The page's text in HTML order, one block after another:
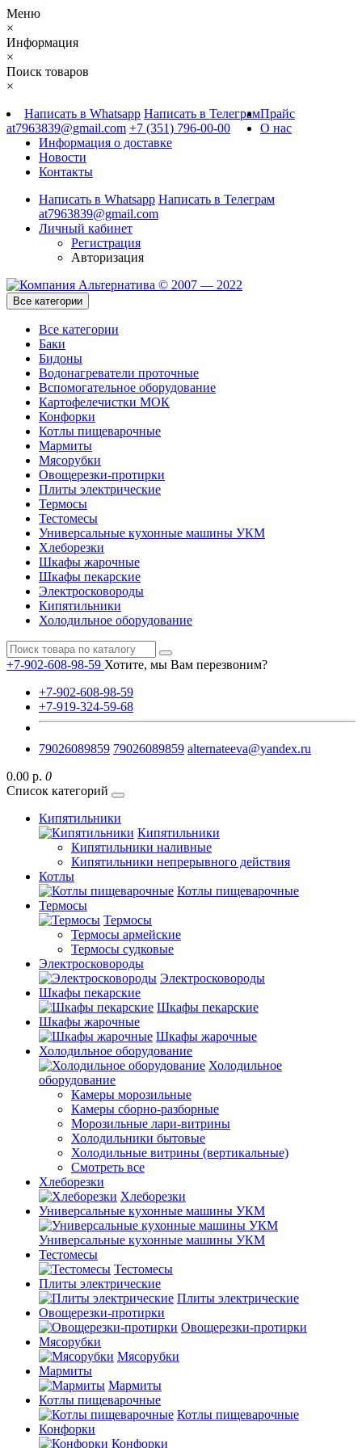
Меню
×
Информация
×
Поиск товаров
×
Написать в Whatsapp Написать в Телеграм
at7963839@gmail.com +7 (351) 796-00-00
Прайс
О нас
Информация о доставке
Новости
Контакты
Написать в Whatsapp Написать в Телеграм
at7963839@gmail.com
Личный кабинет
Регистрация
Авторизация
Все категории
Все категории
Баки
Бидоны
Водонагреватели проточные
Вспомогательное оборудование
Картофелечистки МОК
Конфорки
Котлы пищеварочные
Мармиты
Мясорубки
Овощерезки-протирки
Плиты электрические
Термосы
Тестомесы
Универсальные кухонные машины УКМ
Хлеборезки
Шкафы жарочные
Шкафы пекарские
Электросковороды
Кипятильники
Холодильное оборудование
+7-902-608-98-59 Хотите, мы Вам перезвоним?
+7-902-608-98-59
+7-919-324-59-68
79026089859 79026089859 alternateeva@yandex.ru
0.00 р. 0
Список категорий
Кипятильники
Кипятильники
Кипятильники наливные
Кипятильники непрерывного действия
Котлы
Котлы пищеварочные
Термосы
Термосы
Термосы армейские
Термосы судковые
Электросковороды
Электросковороды
Шкафы пекарские
Шкафы пекарские
Шкафы жарочные
Шкафы жарочные
Холодильное оборудование
Холодильное
оборудование
Камеры морозильные
Камеры сборно-разборные
Морозильные лари-витрины
Холодильники бытовые
Холодильные витрины (вертикальные)
Смотреть все
Хлеборезки
Хлеборезки
Универсальные кухонные машины УКМ
Универсальные кухонные машины УКМ
Тестомесы
Тестомесы
Плиты электрические
Плиты электрические
Овощерезки-протирки
Овощерезки-протирки
Мясорубки
Мясорубки
Мармиты
Мармиты
Котлы пищеварочные
Котлы пищеварочные
Конфорки
Конфорки